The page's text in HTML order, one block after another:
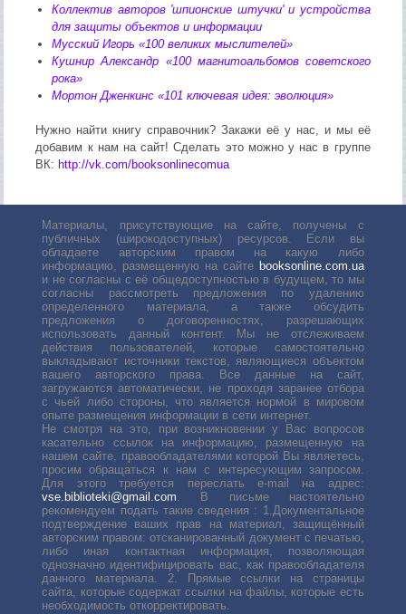
Коллектив авторов 'шпионские штучки' и устройства
для защиты объектов и информации
Мусский Игорь «100 великих мыслителей»
Кушнир Александр «100 магнитоальбомов советского
рока»
Мортон Дженкинс «101 ключевая идея: эволюция»
Нужно найти книгу справочник? Закажи её у нас, и мы её
добавим к нам на сайт! Сделать это можно у нас в группе
ВК:http://vk.com/booksonlinecomua
Материалы, присутствующие на сайте, получены с
публичных (широкодоступных) ресурсов. Если вы
обладаете авторским правом на какую либо
информацию, размещенную на сайте booksonline.com.ua
и не согласны с её общедоступностью в будущем, то мы
согласны рассмотреть предложения по удалению
определенного материала, а также обсудить
предложения о договоренностях, разрешающих
использовать данный контент. Мы не отслеживаем
действия пользователей, которые самостоятельно
выкладывают источники текстов, являющиеся объектом
вашего авторского права. Все данные на сайт,
загружаются автоматически, не проходя заранее отбора
с чьей либо стороны, что является нормой в мировом
опыте размещения информации в сети интернет.
Не смотря на это, при возникновении у Вас вопросов
касательно ссылок на информацию, размещенную на
нашем сайте, правообладателями которой Вы являетесь,
просим обращаться к нам с интересующим запросом.
Для этого требуется переслать е-mail на адрес:
vse.biblioteki@gmail.com . В письме настоятельно
рекомендуем подать такие сведения : 1.Документальное
подтверждение ваших прав на материал, защищённый
авторским правом: отсканированный документ с печатью,
либо иная контактная информация, позволяющая
однозначно идентифицировать вас, как правообладателя
данного материала. 2. Прямые ссылки на страницы
сайта, которые содержат ссылки на файлы, которые есть
необходимость откорректировать.